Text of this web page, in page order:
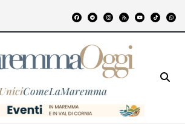
ComeLaMaremma